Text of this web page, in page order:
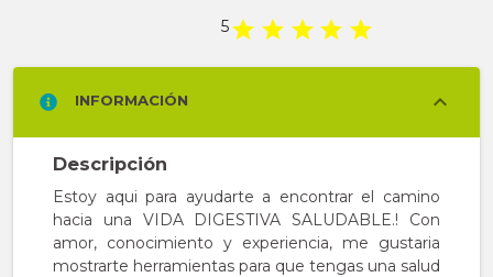
5
INFORMACIÓN
Descripción
Estoy aqui para ayudarte a encontrar el camino
hacia una VIDA DIGESTIVA SALUDABLE.! Con
amor, conocimiento y experiencia, me gustaria
mostrarte herramientas para que tengas una salud